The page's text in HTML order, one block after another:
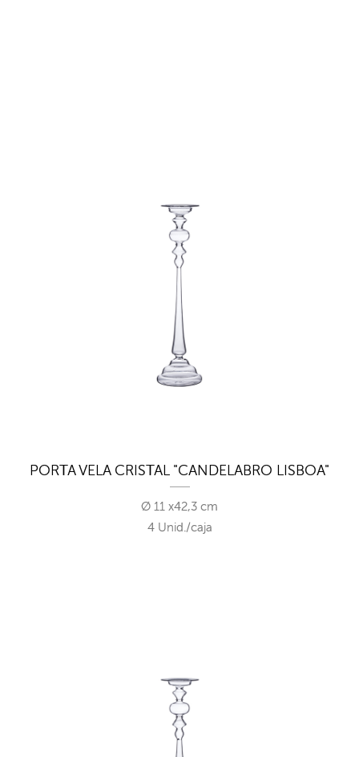
PORTA VELA CRISTAL "CANDELABRO LISBOA"
Ø 11 x42,3 cm
4 Unid./caja